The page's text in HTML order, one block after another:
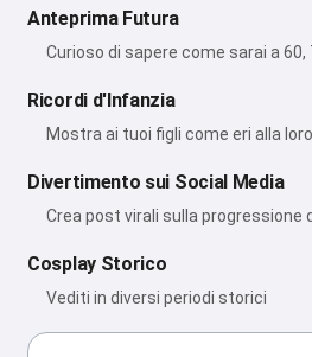
Anteprima Futura
Curioso di sapere come sarai a 60,
Ricordi d'Infanzia
Mostra ai tuoi figli come eri alla
Divertimento sui Social Media
Crea post virali sulla progressione
Cosplay Storico
Vediti in diversi periodi storici